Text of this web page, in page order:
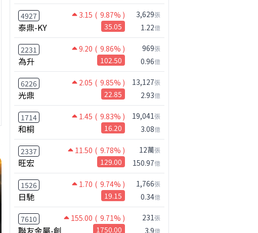
4927 3.15 ( 9.87% )
泰鼎-KY 35.05
3,629張
1.22億
2231 9.20 ( 9.86% )
為升 102.50
969張
0.96億
6226 2.05 ( 9.85% )
光鼎 22.85
13,127張
2.93億
1714 1.45 ( 9.83% )
和桐 16.20
19,041張
3.08億
2337 11.50 ( 9.78% )
旺宏 129.00
12萬張
150.97億
1526 1.70 ( 9.74% )
日馳 19.15
1,766張
0.34億
7610 155.00 ( 9.71% )
聯友金屬-創 1750.00
231張
3.9億